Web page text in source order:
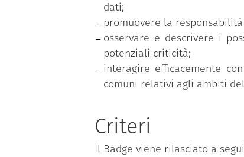
dati;
promuovere la
osservare e descrivere i
potenziali criticità;
interagire efficacemente
comuni relativi agli ambiti
Criteri
Il Badge viene rilasciato a